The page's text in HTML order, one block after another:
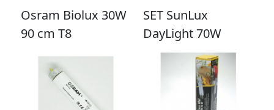
Osram Biolux 30W
90 cm T8
SET SunLux
DayLight 70W